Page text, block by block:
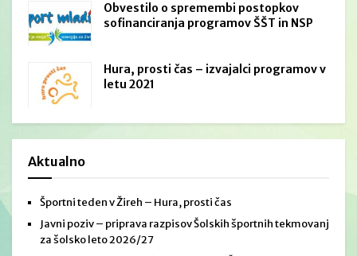
Obvestilo o spremembi postopkov
sofinanciranja programov ŠŠT in NSP
Hura, prosti čas – izvajalci programov v
letu 2021
Aktualno
Športni teden v Žireh – Hura, prosti čas
Javni poziv – priprava razpisov Šolskih športnih tekmovanj
za šolsko leto 2026/27